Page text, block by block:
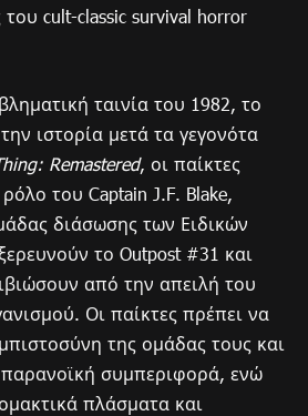
cult-classic survival horror
ταινία του 1982, το
ιστορία μετά τα γεγονότα
Remastered, οι παίκτες
του Captain J.F. Blake,
διάσωσης των Ειδικών
το Outpost #31 και
από την απειλή του
Οι παίκτες πρέπει να
της ομάδας τους και
συμπεριφορά, ενώ
πλάσματα και